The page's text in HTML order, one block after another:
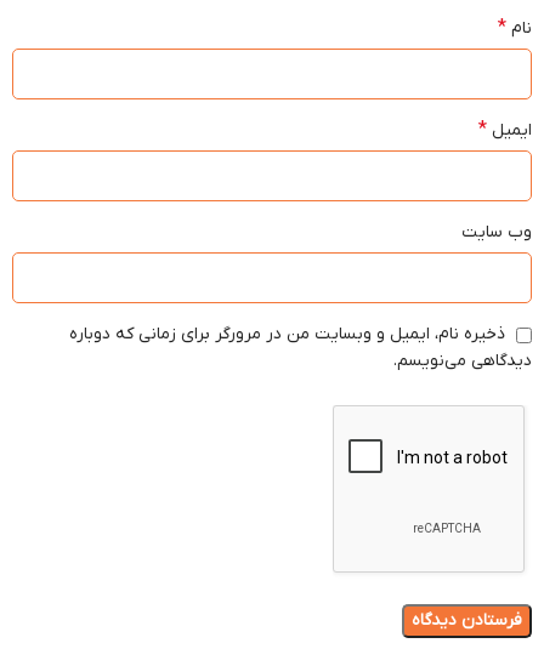
نام *
ایمیل *
وب‌ سایت
ذخیره نام، ایمیل و وبسایت من در مرورگر برای زمانی که دوباره
دیدگاهی می‌نویسم.